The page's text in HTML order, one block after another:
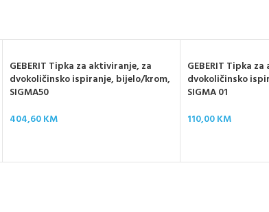
GEBERIT Tipka za aktiviranje, za
dvokoličinsko ispiranje, bijelo/krom,
SIGMA50
404,60KM
GEBERIT Tipka
dvokoličinsko
SIGMA 01
110,00KM